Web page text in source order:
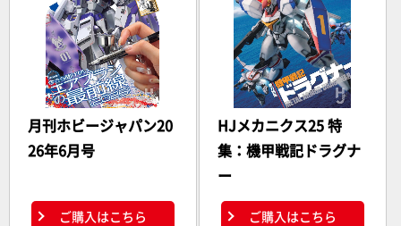
月刊ホビージャパン20
26年6月号
ご購入はこちら
HJメカニクス25 特
集：機甲戦記ドラグナ
ー
ご購入はこちら